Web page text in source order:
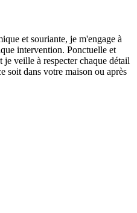
et souriante, je m'engage à
intervention. Ponctuelle et
je veille à respecter chaque détail
soit dans votre maison ou après